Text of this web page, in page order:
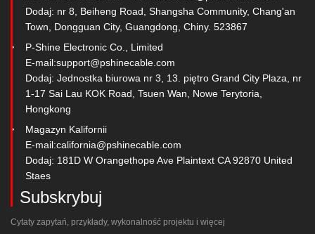
Dodaj: nr 8, Beiheng Road, Shangsha Community, Chang'an
Town, Dongguan City, Guangdong, Chiny. 523867
P-Shine Electronic Co., Limited
E-mail:support@pshinecable.com
Dodaj: Jednostka biurowa nr 3, 13. piętro Grand City Plaza, nr
1-17 Sai Lau KOK Road, Tsuen Wan, Nowe Terytoria,
Hongkong
Magazyn Kalifornii
E-mail:california@pshinecable.com
Dodaj: 181D W Orangethope Ave Plaintext CA 92870 United
Staes
Subskrybuj
Cytaty zapytań, przykłady, wykonalność projektu i więcej